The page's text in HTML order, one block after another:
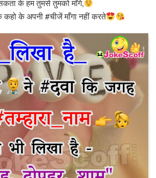
के हम तुमसे तुमको माँगे,
के अपनी #चीजें माँगा नहीं करते